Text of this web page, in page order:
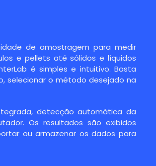
de amostragem para medir
e pellets até sólidos e líquidos
é simples e intuitivo. Basta
selecionar o método desejado na
detecção automática da
Os resultados são exibidos
ou armazenar os dados para